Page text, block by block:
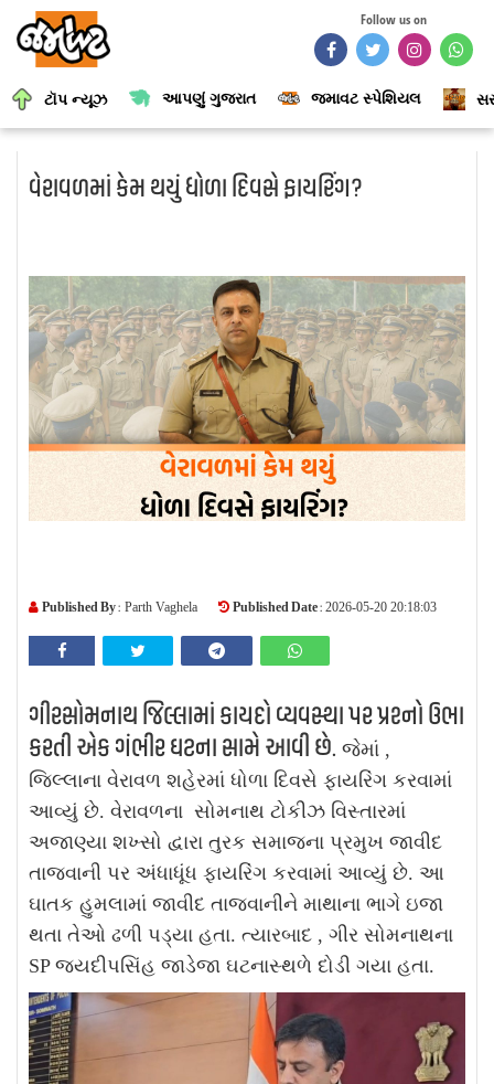
Follow us on
ટૉપ ન્યૂઝ આપણું ગુજરાત જમાવટ સ્પેશિયલ
વેરાવળમાં કેમ થયું ધોળા દિવસે ફાયરિંગ?
Published By : Parth Vaghela Published Date : 2026-05-20 20:18:03
ગીરસોમનાથ જિલ્લામાં કાયદો વ્યવસ્થા પર પ્રશ્નો ઉભા
કરતી એક ગંભીર ઘટના સામે આવી છે. જેમાં ,
જિલ્લાના વેરાવળ શહેરમાં ધોળા દિવસે ફાયરિંગ કરવામાં
આવ્યું છે. વેરાવળના સોમનાથ ટોકીઝ વિસ્તારમાં
અજાણ્યા શખ્સો દ્વારા તુરક સમાજના પ્રમુખ જાવીદ
તાજવાની પર અંધાધૂંધ ફાયરિંગ કરવામાં આવ્યું છે. આ
ઘાતક હુમલામાં જાવીદ તાજવાનીને માથાના ભાગે ઇજા
થતા તેઓ ઢળી પડ્યા હતા. ત્યારબાદ , ગીર સોમનાથના
SP જયદીપસિંહ જાડેજા ઘટનાસ્થળે દોડી ગયા હતા.